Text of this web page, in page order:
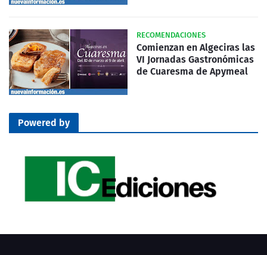
RECOMENDACIONES
Comienzan en Algeciras las
VI Jornadas Gastronómicas
de Cuaresma de Apymeal
Powered by